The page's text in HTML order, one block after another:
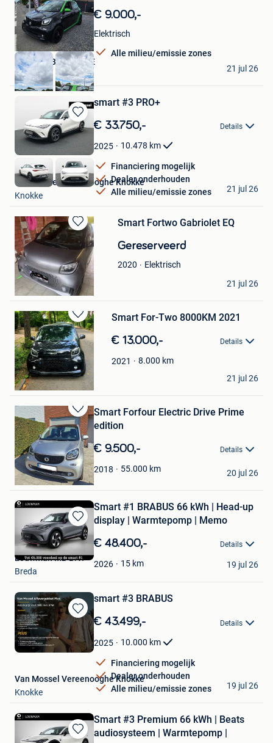
€ 9.000,-
Elektrisch
Alle milieu/emissie zones
AUTOMOBILES MIKE
Crisnee
21 jul 26
Bewaren
in
Mijn
Favorieten
smart #3 PRO+
€ 33.750,- Details
2025 10.478 km
Financiering mogelijk
Dealer onderhouden
Alle milieu/emissie zones
Van Mossel Vereenooghe Knokke
Knokke
21 jul 26
Bewaren
in
Mijn
Favorieten
Smart Fortwo Gabriolet EQ
Gereserveerd
2020
Elektrisch
Revolver
Roeselare
21 jul 26
Bewaren
in
Mijn
Favorieten
Smart For-Two 8000KM 2021
€ 13.000,- Details
2021 8.000 km
sozana
Ukkel
21 jul 26
Bewaren
in
Mijn
Favorieten
Smart Forfour Electric Drive Prime
edition
€ 9.500,- Details
2018 55.000 km
verscheure-bart
Sint-Kruis
20 jul 26
Bewaren
in
Mijn
Favorieten
Smart #1 BRABUS 66 kWh | Head-up
display | Warmtepomp | Memo
€ 48.400,- Details
2026 15 km
Louwman MB B.V.
Breda
19 jul 26
Bewaren
in
Mijn
Favorieten
smart #3 BRABUS
€ 43.499,- Details
2025 10.000 km
Financiering mogelijk
Dealer onderhouden
Alle milieu/emissie zones
Van Mossel Vereenooghe Knokke
Knokke
19 jul 26
Bewaren
Smart #3 Premium 66 kWh | Beats
audiosysteem | Warmtepomp |